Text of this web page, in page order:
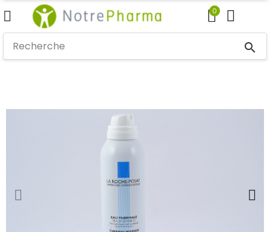
0
search